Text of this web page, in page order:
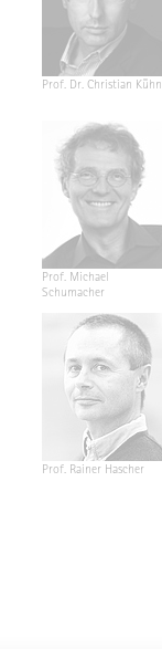
Prof. Dr. Christian Kühn
Prof. Michael
Schumacher
Prof. Rainer Hascher